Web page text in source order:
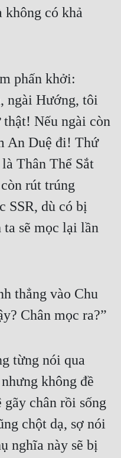
không có khả
phấn khởi:
ngài Hướng, tôi
Nếu ngài còn
An Duệ đi! Thứ
Thân Thể Sắt
rút trúng
SSR, dù có bị
ta sẽ mọc lại lần
thẳng vào Chu
Chân mọc ra?”
từng nói qua
không đề
gãy chân rồi sống
chột dạ, sợ nói
nghĩa này sẽ bị